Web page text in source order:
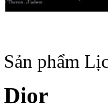
Sản phẩm
Dior